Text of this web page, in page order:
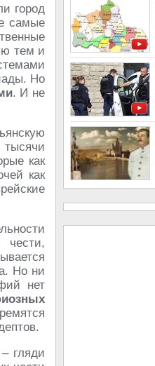
город
самые
тем и
Но
. И не
как
как
чести,
Но ни
нет
гляди